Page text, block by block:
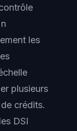
les
plusieurs
crédits.
DSI